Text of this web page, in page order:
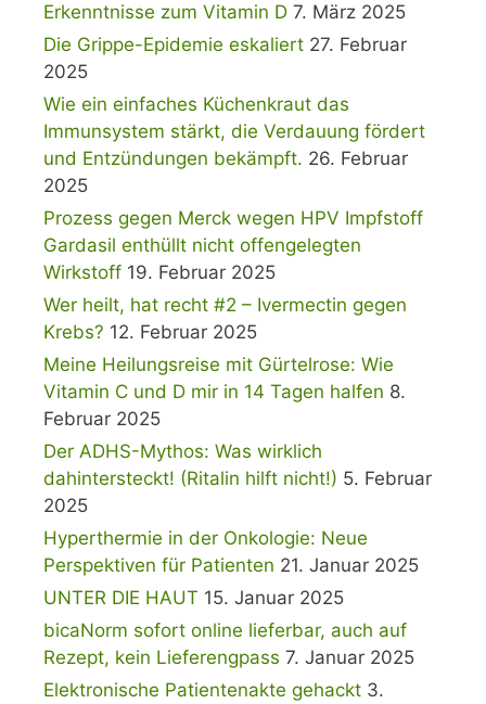
Erkenntnisse zum Vitamin D 7. März 2025
Die Grippe-Epidemie eskaliert 27. Februar
2025
Wie ein einfaches Küchenkraut das
Immunsystem stärkt, die Verdauung fördert
und Entzündungen bekämpft. 26. Februar
2025
Prozess gegen Merck wegen HPV Impfstoff
Gardasil enthüllt nicht offengelegten
Wirkstoff 19. Februar 2025
Wer heilt, hat recht #2 – Ivermectin gegen
Krebs? 12. Februar 2025
Meine Heilungsreise mit Gürtelrose: Wie
Vitamin C und D mir in 14 Tagen halfen 8.
Februar 2025
Der ADHS-Mythos: Was wirklich
dahintersteckt! (Ritalin hilft nicht!) 5. Februar
2025
Hyperthermie in der Onkologie: Neue
Perspektiven für Patienten 21. Januar 2025
UNTER DIE HAUT 15. Januar 2025
bicaNorm sofort online lieferbar, auch auf
Rezept, kein Lieferengpass 7. Januar 2025
Elektronische Patientenakte gehackt 3.